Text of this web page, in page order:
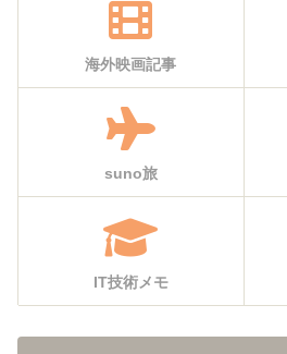
海外映画記事
suno旅
IT技術メモ